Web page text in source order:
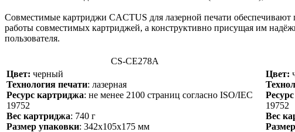
Совместимые картриджи CACTUS для лазерной печати
работы совместимых картриджей, а конструктивно присущая им
пользователя.
CS-CE278A
Цвет: черный
Технология печати: лазерная
Ресурс картриджа: не менее 2100 страниц согласно ISO/IEC
19752
Вес картриджа: 740 г
Размер упаковки: 342х105х175 мм
Цвет:
19752
Вес